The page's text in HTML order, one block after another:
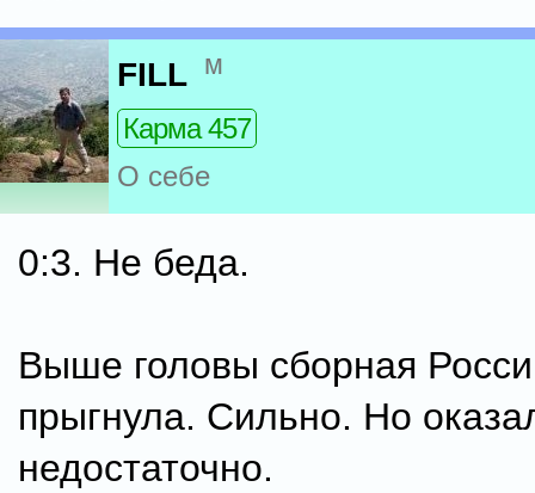
FILL м
Карма 457
О себе
0:3. Не беда.
Выше головы сборная
прыгнула. Сильно. Но
недостаточно.